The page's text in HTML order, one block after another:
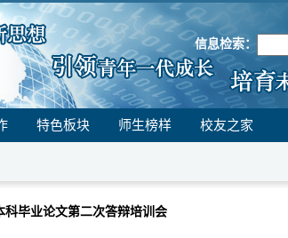
信息检索：
特色板块 师生榜样 校友之家
毕业论文第二次答辩培训会